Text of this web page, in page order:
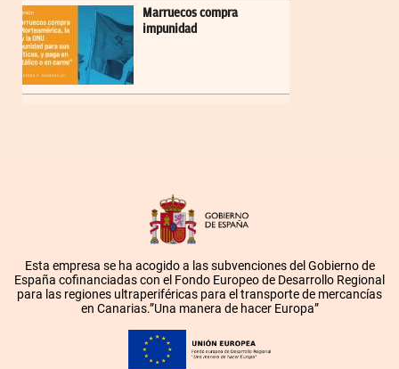
Marruecos compra
impunidad
Esta empresa se ha acogido a las subvenciones del Gobierno de
España cofinanciadas con el Fondo Europeo de Desarrollo Regional
para las regiones ultraperiféricas para el transporte de mercancías
en Canarias.”Una manera de hacer Europa”